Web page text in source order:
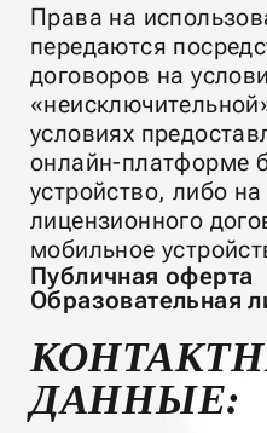
Права на
передаются
договоров на
условиях
онлайн-платформе
устройство, либо
лицензионного
мобильное
Публичная оферта
Образовательная
ДАННЫЕ: